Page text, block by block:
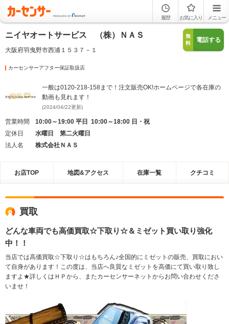
履歴 お気に入り メニュー
ニイヤオートサービス （株）ＮＡＳ
大阪府羽曳野市西浦１５３７－１
無
料
電話する
カーセンサーアフター保証取扱店
一般は0120-218-158まで！注文販売OK!ホームページで各在庫の
動画も見れます！
(2024/04/22更新)
営業時間
10:00～19:00 平日 10:00～18:00 日・祝
定休日
水曜日 第二火曜日
法人名
株式会社ＮＡＳ
お店TOP 地図&アクセス 在庫一覧 クチコミ
買取
どんな車両でも高価買取☆下取り☆＆ミゼット買い取り強化
中！！
当店では高価買取☆下取り☆はもちろん♪全国的にミゼットの販売、買取におい
て自身があります！この度は、当店へ良質なミゼットを高価にて買い取り致し
ますよ★詳しくはＨＰから、またカーセンサーネットからお問い合わせくださ
いませ！